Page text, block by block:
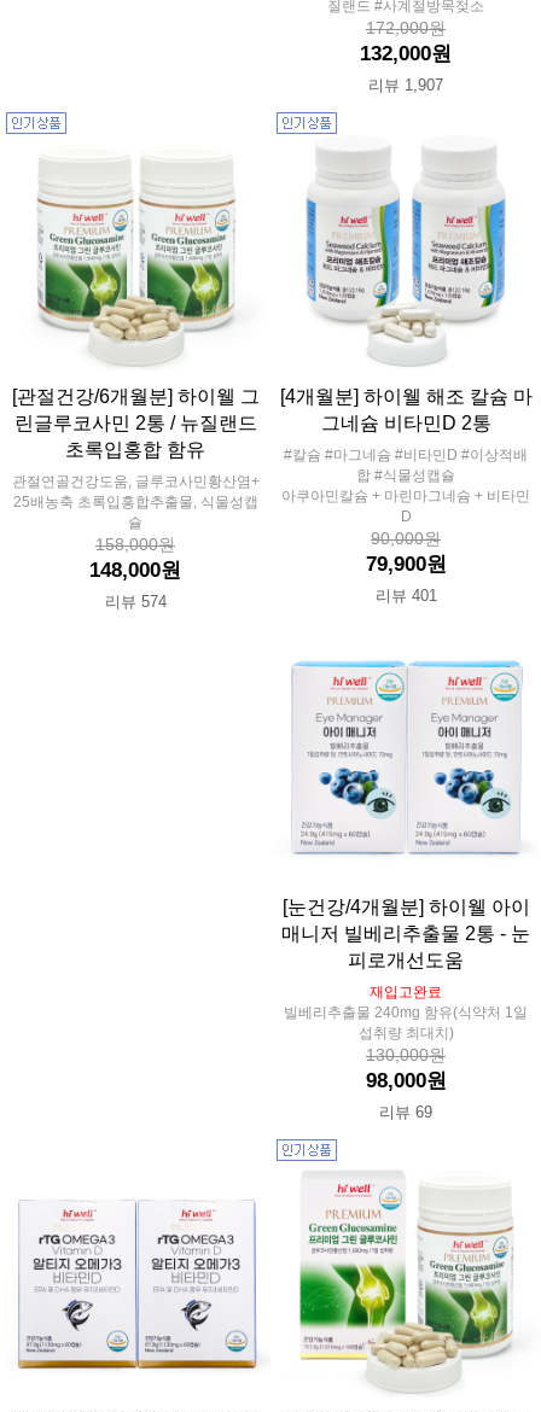
질랜드 #사계절방목젖소
172,000원
132,000원
리뷰 1,907
[관절건강/6개월분] 하이웰 그
린글루코사민 2통 / 뉴질랜드
초록입홍합 함유
관절연골건강도움, 글루코사민황산염+
25배농축 초록입홍합추출물, 식물성캡
슐
158,000원
148,000원
리뷰 574
[4개월분] 하이웰 해조 칼슘 마
그네슘 비타민D 2통
#칼슘 #마그네슘 #비타민D #이상적배
합 #식물성캡슐
아쿠아민칼슘 + 마린마그네슘 + 비타민
D
90,000원
79,900원
리뷰 401
[눈건강/4개월분] 하이웰 아이
매니저 빌베리추출물 2통 - 눈
피로개선도움
재입고완료
빌베리추출물 240mg 함유(식약처 1일
섭취량 최대치)
130,000원
98,000원
리뷰 69